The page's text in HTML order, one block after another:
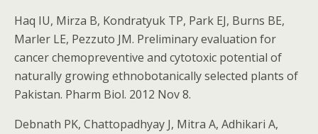
Haq IU, Mirza B, Kondratyuk TP, Park EJ, Burns BE,
Marler LE, Pezzuto JM. Preliminary evaluation for
cancer chemopreventive and cytotoxic potential of
naturally growing ethnobotanically selected plants of
Pakistan. Pharm Biol. 2012 Nov 8.
Debnath PK, Chattopadhyay J, Mitra A, Adhikari A,